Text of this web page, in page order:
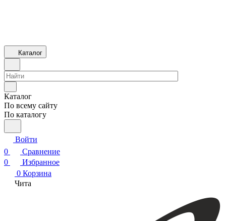
Каталог
Каталог
По всему сайту
По каталогу
Войти
0
Сравнение
0
Избранное
0 Корзина
Чита